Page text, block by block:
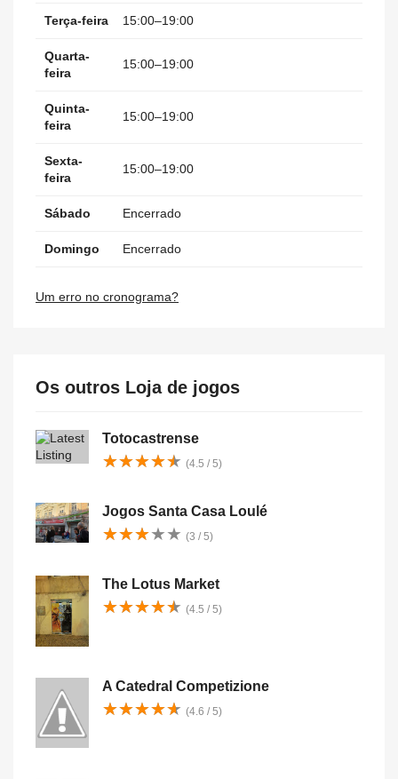
Terça-feira 15:00–19:00
Quarta-
feira
15:00–19:00
Quinta-
feira
15:00–19:00
Sexta-
feira
15:00–19:00
Sábado Encerrado
Domingo Encerrado
Um erro no cronograma?
Os outros Loja de jogos
Totocastrense
★★★★★
★★★★★ (4.5 / 5)
Jogos Santa Casa Loulé
★★★★★
★★★★★ (3 / 5)
The Lotus Market
★★★★★
★★★★★ (4.5 / 5)
A Catedral Competizione
★★★★★
★★★★★ (4.6 / 5)